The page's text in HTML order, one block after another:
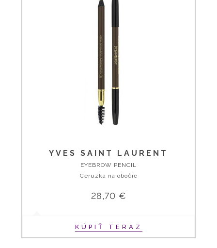
YVES SAINT LAURENT
EYEBROW PENCIL
Ceruzka na obočie
28,70 €
KÚPIŤ TERAZ